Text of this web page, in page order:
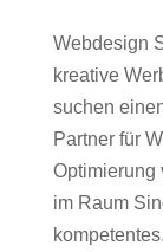
Webdesign
kreative
suchen
Partner für
Optimierung
im Raum